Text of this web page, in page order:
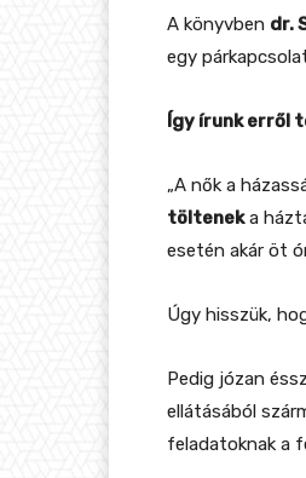
A könyvben dr.
egy
Így írunk erről
„A nők a
tölteneka
esetén akár öt
Úgy hisszük,
Pedig józan
ellátásából
feladatoknak a